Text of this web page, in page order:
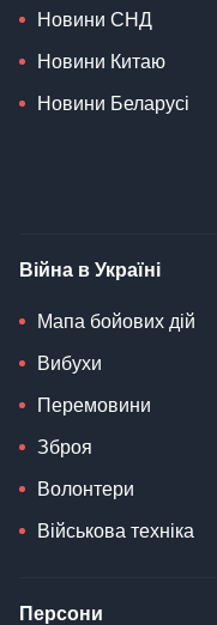
Новини СНД
Новини Китаю
Новини Беларусі
Війна в Україні
Мапа бойових дій
Вибухи
Перемовини
Зброя
Волонтери
Військова техніка
Персони